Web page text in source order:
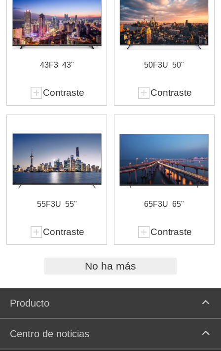
43F3 43"
Contraste
50F3U 50"
Contraste
55F3U 55"
Contraste
65F3U 65"
Contraste
No ha más
Producto
Centro de noticias